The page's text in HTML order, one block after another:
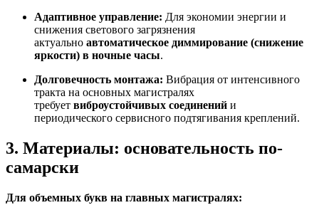
Адаптивное управление: Для экономии энергии и
снижения светового загрязнения
актуально автоматическое диммирование (снижение
яркости) в ночные часы.
Долговечность монтажа: Вибрация от интенсивного
тракта на основных магистралях
требует виброустойчивых соединений и
периодического сервисного подтягивания креплений.
3. Материалы: основательность по-
самарски
Для объемных букв на главных магистралях: